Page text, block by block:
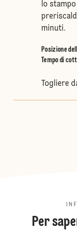
lo
minuti.
Posizione
Tempo di
Togliere
Per